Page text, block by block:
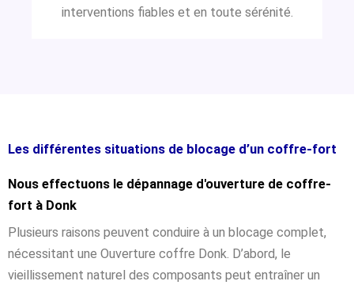
interventions fiables et en toute sérénité.
Les différentes situations de blocage d’un coffre-fort
Nous effectuons le dépannage d'ouverture de coffre-
fort à Donk
Plusieurs raisons peuvent conduire à un blocage complet,
nécessitant une Ouverture coffre Donk. D’abord, le
vieillissement naturel des composants peut entraîner un